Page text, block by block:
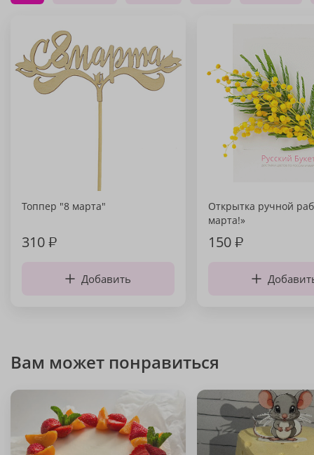
Топпер "8 марта"
310₽
Добавить
Открытка ручной
марта!»
150₽
Вам может понравиться